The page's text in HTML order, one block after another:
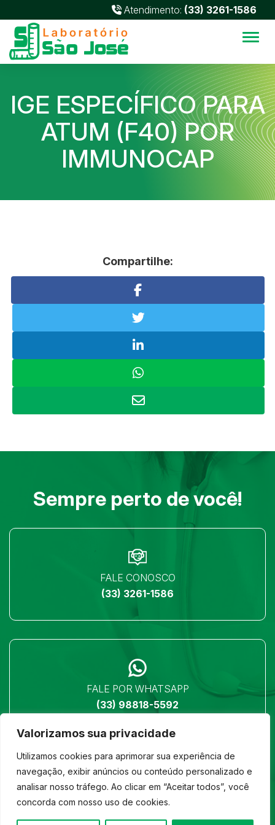
Valorizamos sua privacidade
Utilizamos cookies para aprimorar sua experiência de
navegação, exibir anúncios ou conteúdo personalizado e
analisar nosso tráfego. Ao clicar em “Aceitar todos”, você
concorda com nosso uso de cookies.
Atendimento: (33) 3261-1586
IGE ESPECÍFICO PARA
ATUM (F40) POR
IMMUNOCAP
Compartilhe:
Sempre perto de você!
FALE CONOSCO
(33) 3261-1586
FALE POR WHATSAPP
(33) 98818-5592
LOCALIZAÇÃO